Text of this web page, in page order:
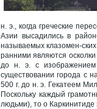
н. э., когда греческие
Азии высадились в
называемых клазомен-
ранними являются
до н. э. с изображением
существовании города с
500 г. до н. э. Гекатеем
Поскольку каждый
людьми), то о